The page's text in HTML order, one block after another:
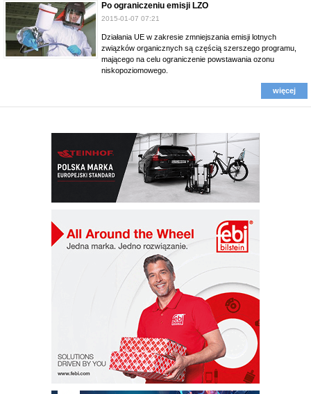
Po ograniczeniu emisji LZO
2015-01-07 07:21
Działania UE w zakresie zmniejszania emisji lotnych
związków organicznych są częścią szerszego programu,
mającego na celu ograniczenie powstawania ozonu
niskopoziomowego.
więcej